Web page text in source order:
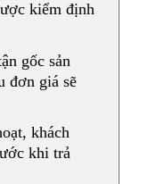
kiểm định
gốc sản
đơn giá sẽ
khách
khi trả